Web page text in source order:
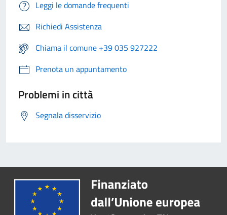
Leggi le domande frequenti
Richiedi Assistenza
Chiama il comune +39 035 927222
Prenota un appuntamento
Problemi in città
Segnala disservizio